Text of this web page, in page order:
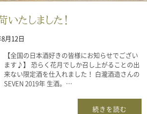
たしました！
月12日
【全国の日本酒好きの皆様にお知らせでござい
ます♪】 恐らく花月でしか召し上がることの出
来ない限定酒を仕入れました！ 白瀧酒造さんの
SEVEN 2019年 生酒。…
続きを読む